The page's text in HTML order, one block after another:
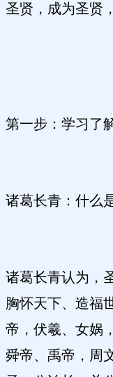
圣贤，成为圣贤
第一步：学习了
诸葛长青：什么
诸葛长青认为，
胸怀天下、造福
帝，伏羲、女娲
舜帝、禹帝，周